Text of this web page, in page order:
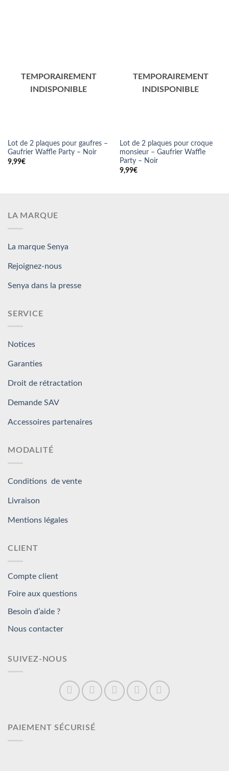
Lot de 2 plaques pour gaufres –
Gaufrier Waffle Party – Noir
9,99€
Lot de 2 plaques pour croque
monsieur – Gaufrier Waffle
Party – Noir
9,99€
LA MARQUE
La marque Senya
Rejoignez-nous
Senya dans la presse
SERVICE
Notices
Garanties
Droit de rétractation
Demande SAV
Accessoires partenaires
MODALITÉ
Conditions de vente
Livraison
Mentions légales
CLIENT
Compte client
Foire aux questions
Besoin d’aide ?
Nous contacter
SUIVEZ-NOUS
PAIEMENT SÉCURISÉ